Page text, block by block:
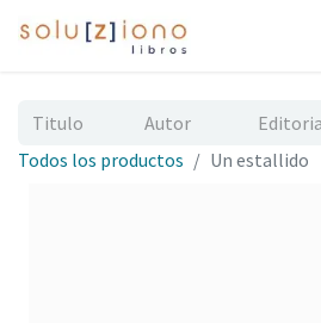
Todos los productos Un estallido